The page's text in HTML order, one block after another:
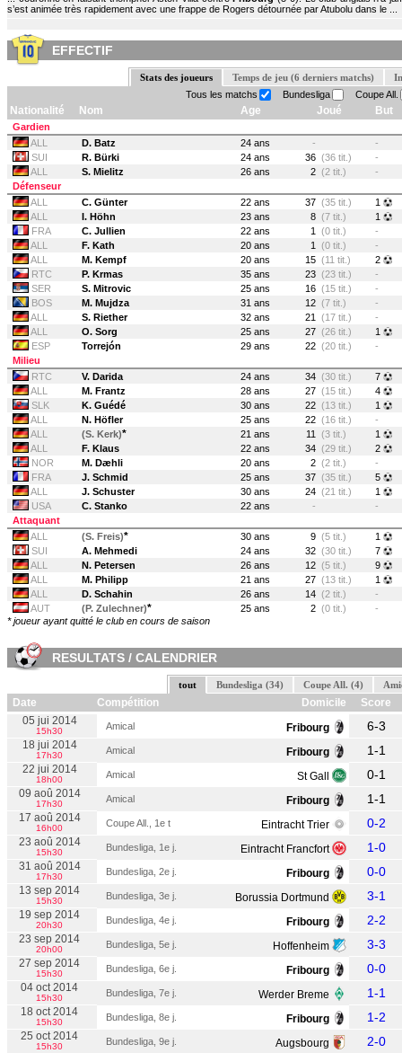
s’est animée très rapidement avec une frappe de Rogers détournée par Atubolu dans le ...
EFFECTIF
Stats des joueurs Temps de jeu (6 derniers matchs)
Tous les matchs
Bundesliga Coupe All.
Nationalité Nom Age Joué But
Gardien
ALL
D. Batz 24 ans -
-
SUI
R. Bürki 24 ans 36 (36 tit.)
-
ALL
S. Mielitz 26 ans 2 (2 tit.)
-
Défenseur
ALL
C. Günter 22 ans 37 (35 tit.)
1
ALL
I. Höhn 23 ans 8 (7 tit.)
1
FRA
C. Jullien 22 ans 1 (0 tit.)
-
ALL
F. Kath 20 ans 1 (0 tit.)
-
ALL
M. Kempf 20 ans 15 (11 tit.)
2
RTC
P. Krmas 35 ans 23 (23 tit.)
-
SER
S. Mitrovic 25 ans 16 (15 tit.)
-
BOS
M. Mujdza 31 ans 12 (7 tit.)
-
ALL
S. Riether 32 ans 21 (17 tit.)
-
ALL
O. Sorg 25 ans 27 (26 tit.)
1
ESP
Torrejón 29 ans 22 (20 tit.)
-
Milieu
RTC
V. Darida 24 ans 34 (30 tit.)
7
ALL
M. Frantz 28 ans 27 (15 tit.)
4
SLK
K. Guédé 30 ans 22 (13 tit.)
1
ALL
N. Höfler 25 ans 22 (16 tit.)
-
ALL
(S. Kerk)* 21 ans 11 (3 tit.)
1
ALL
F. Klaus 22 ans 34 (29 tit.)
2
NOR
M. Dæhli 20 ans 2 (2 tit.)
-
FRA
J. Schmid 25 ans 37 (35 tit.)
5
ALL
J. Schuster 30 ans 24 (21 tit.)
1
USA
C. Stanko 22 ans -
-
Attaquant
ALL
(S. Freis)* 30 ans 9 (5 tit.)
1
SUI
A. Mehmedi 24 ans 32 (30 tit.)
7
ALL
N. Petersen 26 ans 12 (5 tit.)
9
ALL
M. Philipp 21 ans 27 (13 tit.)
1
ALL
D. Schahin 26 ans 14 (2 tit.)
-
AUT
(P. Zulechner)* 25 ans 2 (0 tit.)
-
* joueur ayant quitté le club en cours de saison
RESULTATS / CALENDRIER
tout Bundesliga (34) Coupe All. (4)
Date Compétition Domicile
Score
05 jui 2014
15h30 Amical Fribourg 6-3
18 jui 2014
17h30 Amical Fribourg 1-1
22 jui 2014
18h00 Amical St Gall 0-1
09 aoû 2014
17h30 Amical Fribourg 1-1
17 aoû 2014
16h00 Coupe All., 1e t Eintracht Trier 0-2
23 aoû 2014
15h30 Bundesliga, 1e j. Eintracht Francfort 1-0
31 aoû 2014
17h30 Bundesliga, 2e j. Fribourg 0-0
13 sep 2014
15h30 Bundesliga, 3e j. Borussia Dortmund 3-1
19 sep 2014
20h30 Bundesliga, 4e j. Fribourg 2-2
23 sep 2014
20h00 Bundesliga, 5e j. Hoffenheim 3-3
27 sep 2014
15h30 Bundesliga, 6e j. Fribourg 0-0
04 oct 2014
15h30 Bundesliga, 7e j. Werder Breme 1-1
18 oct 2014
15h30 Bundesliga, 8e j. Fribourg 1-2
25 oct 2014
15h30 Bundesliga, 9e j. Augsbourg 2-0